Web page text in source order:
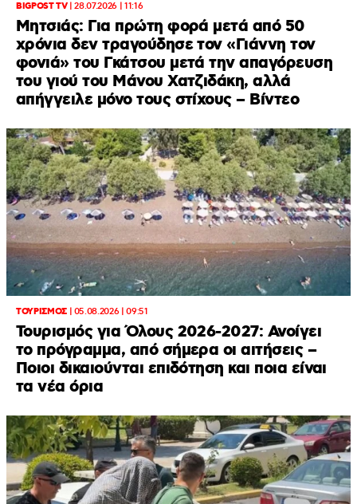
BIGPOST TV|28.07.2026 | 11:16
Μητσιάς: Για πρώτη φορά μετά από 50
χρόνια δεν τραγούδησε τον «Γιάννη τον
φονιά» του Γκάτσου μετά την απαγόρευση
του γιού του Μάνου Χατζιδάκη, αλλά
απήγγειλε μόνο τους στίχους – Βίντεο
ΤΟΥΡΙΣΜΟΣ| 05.08.2026 | 09:51
Τουρισμός για Όλους 2026-2027: Ανοίγει
το πρόγραμμα, από σήμερα οι αιτήσεις –
Ποιοι δικαιούνται επιδότηση και ποια είναι
τα νέα όρια